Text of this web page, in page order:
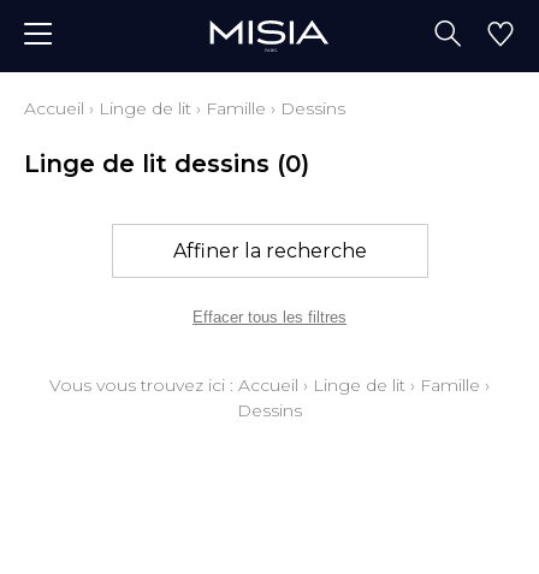
Accueil › Linge de lit › Famille › Dessins
Linge de lit dessins (0)
Affiner la recherche
Effacer tous les filtres
Vous vous trouvez ici : Accueil › Linge de lit › Famille ›
Dessins